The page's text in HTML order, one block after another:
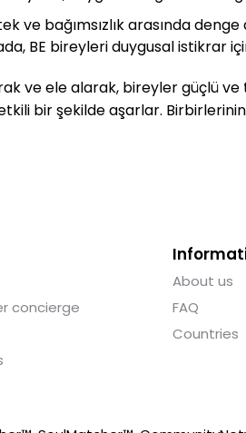
ve bağımsızlık arasında
BE bireyleri duygusal istikrar
ve ele alarak, bireyler güçlü
bir şekilde aşarlar.
concierge
About us
FAQ
Countries